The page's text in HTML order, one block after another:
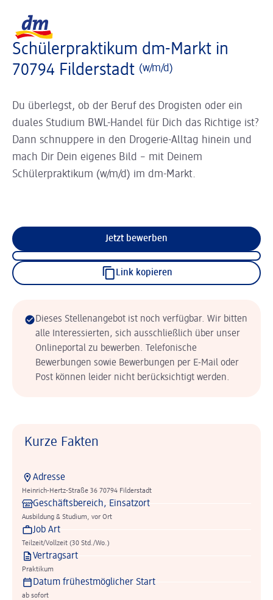
Schülerpraktikum dm-Markt in
70794 Filderstadt (w/m/d)
Du überlegst, ob der Beruf des Drogisten oder ein
duales Studium BWL-Handel für Dich das Richtige ist?
Dann schnuppere in den Drogerie-Alltag hinein und
mach Dir Dein eigenes Bild – mit Deinem
Schülerpraktikum (w/m/d) im dm-Markt.
Jetzt bewerben
Link kopieren
Dieses Stellenangebot ist noch verfügbar. Wir bitten
alle Interessierten, sich ausschließlich über unser
Onlineportal zu bewerben. Telefonische
Bewerbungen sowie Bewerbungen per E-Mail oder
Post können leider nicht berücksichtigt werden.
Kurze Fakten
Adresse
Heinrich-Hertz-Straße 36 70794 Filderstadt
Geschäftsbereich, Einsatzort
Ausbildung & Studium, vor Ort
Job Art
Teilzeit/Vollzeit (30 Std./Wo.)
Vertragsart
Praktikum
Datum frühestmöglicher Start
ab sofort